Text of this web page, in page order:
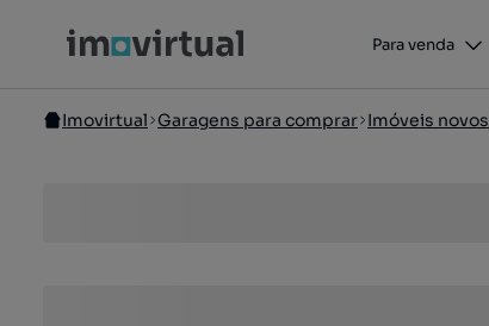
Para venda
Imovirtual Garagens para comprar Imóveis novos